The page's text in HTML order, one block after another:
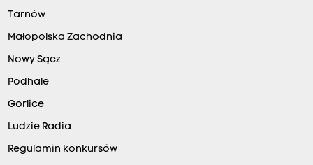
Tarnów
Małopolska Zachodnia
Nowy Sącz
Podhale
Gorlice
Ludzie Radia
Regulamin konkursów